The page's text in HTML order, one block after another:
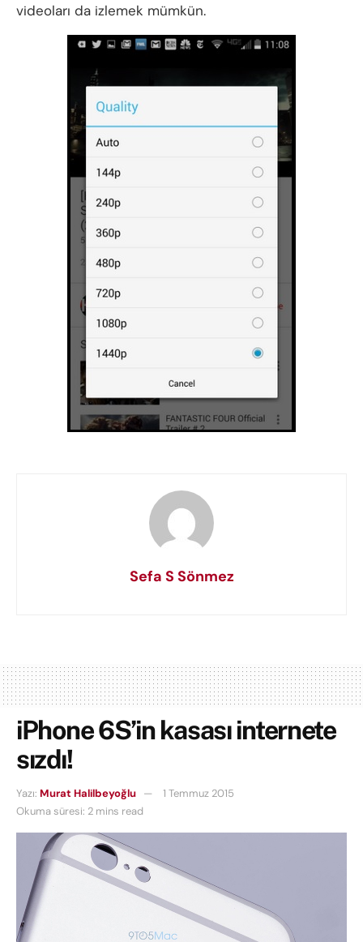
videoları da izlemek mümkün.
Sefa S Sönmez
iPhone 6S’in kasası internete
sızdı!
Yazı: Murat Halilbeyoğlu
1 Temmuz 2015
Okuma süresi: 2 mins read